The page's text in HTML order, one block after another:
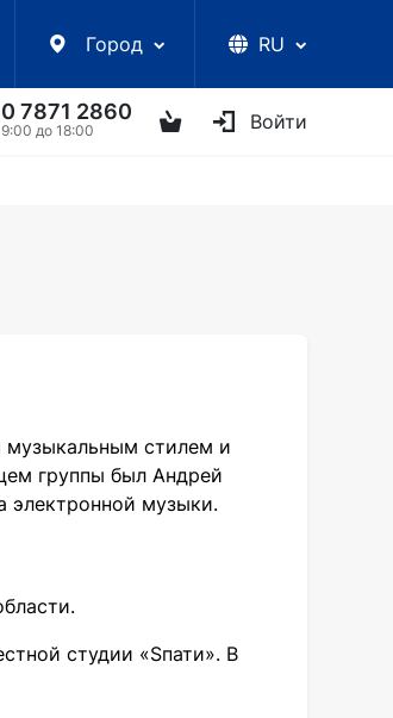
Город RU
7871 2860
до 18:00 Войти
АРТИСТЫ ДРУГОЕ
музыкальным стилем и
группы был Андрей
электронной музыки.
студии «Sпати». В